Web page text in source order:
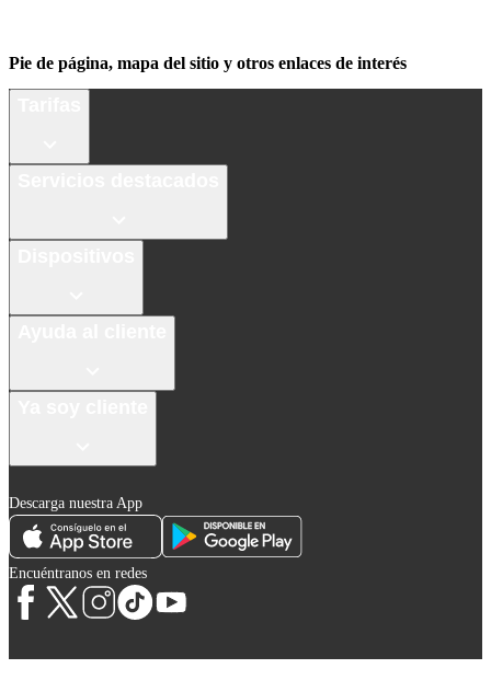
Pie de página, mapa del sitio y otros enlaces de interés
Descarga nuestra App
Encuéntranos en redes